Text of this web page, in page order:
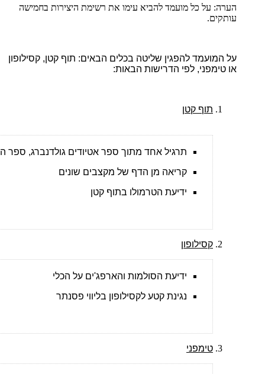
הערה: על כל מועמד להביא עימו את רשימת היצירות בחמישה
עותקים.
על המועמד להפגין שליטה בכלים הבאים: תוף קטן, קסילופון
או טימפני, לפי הדרישות הבאות:
תוף קטן
תרגיל אחד מתוך ספר אטיודים גולדנברג, ספר
קריאה מן הדף של מקצבים שונים
ידיעת הטרמולו בתוף קטן
קסילופון
ידיעת הסולמות והארפג'ים על הכלי
נגינת קטע לקסילופון בליווי פסנתר
טימפני